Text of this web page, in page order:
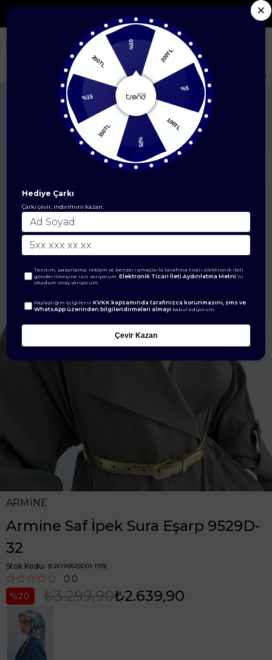
Seçili Yeni Sezon Ürünlerde %50'ye Varan İndirim
EŞARP İpek Eşarp Sura İpek Eşarp Armine Saf İpek Sura
ARMİNE
Armine Saf İpek Sura Eşarp 9529D-
32
Stok Kodu (E26YA9529D01-1193)
0.0
20
₺3.299,90₺2.639,90
200TL
100TL
150TL
200TL
Hediye Çarkı
Çarkı çevir, indirimini kazan.
Tanıtım, pazarlama, reklam ve benzeri amaçlarla tarafıma ticari elektronik ileti
gönderilmesine izin veriyorum.Elektronik Ticari İleti Aydınlatma Metni 'ni
okudum onay veriyorum.
Paylaştığım bilgilerinKVKK kapsamında tarafınızca korunmasını, sms ve
WhatsApp üzerinden bilgilendirmeleri almayı kabul ediyorum.
Çevir Kazan